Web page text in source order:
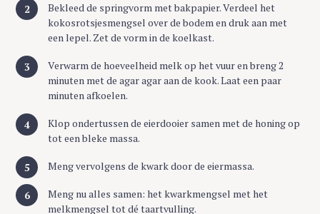
Bekleed de springvorm met bakpapier. Verdeel het
kokosrotsjesmengsel over de bodem en druk aan met
een lepel. Zet de vorm in de koelkast.
Verwarm de hoeveelheid melk op het vuur en breng 2
minuten met de agar agar aan de kook. Laat een paar
minuten afkoelen.
Klop ondertussen de eierdooier samen met de honing op
tot een bleke massa.
Meng vervolgens de kwark door de eiermassa.
Meng nu alles samen: het kwarkmengsel met het
melkmengsel tot dé taartvulling.